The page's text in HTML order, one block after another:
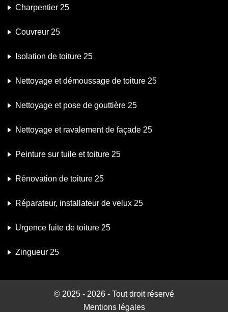
Charpentier 25
Couvreur 25
Isolation de toiture 25
Nettoyage et démoussage de toiture 25
Nettoyage et pose de gouttière 25
Nettoyage et ravalement de façade 25
Peinture sur tuile et toiture 25
Rénovation de toiture 25
Réparateur, installateur de velux 25
Urgence fuite de toiture 25
Zingueur 25
© 2025 - 2026 - Tout droit réservé
Mentions légales